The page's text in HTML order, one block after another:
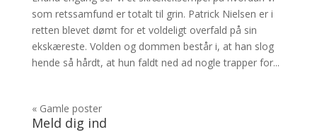
som retssamfund er totalt til grin. Patrick Nielsen er i
retten blevet dømt for et voldeligt overfald på sin
ekskæreste. Volden og dommen består i, at han slog
hende så hårdt, at hun faldt ned ad nogle trapper for...
« Gamle poster
Meld dig ind